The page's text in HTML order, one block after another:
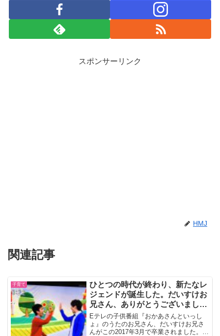
スポンサーリンク
HMJ
関連記事
子育て
ひとつの時代が終わり、新たなレ
ジェンドが誕生した。だいすけお
兄さん、ありがとうございまし
た！
Eテレの子供番組『おかあさんといっし
ょ』のうたのお兄さん、だいすけお兄さ
んがこの2017年3月で卒業されました。か